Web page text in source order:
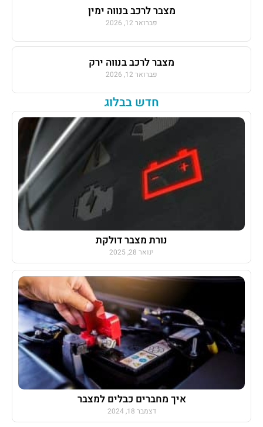
מצבר לרכב בנווה ימין
פברואר 12, 2026
מצבר לרכב בנווה ירק
פברואר 12, 2026
חדש בבלוג
נורת מצבר דולקת
ינואר 28, 2025
איך מחברים כבלים למצבר
דצמבר 18, 2024